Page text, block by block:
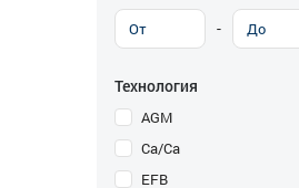
-
Технология
AGM
Ca/Ca
EFB